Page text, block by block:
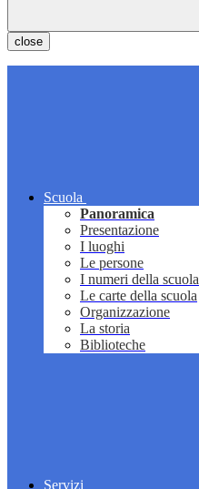
close
Scuola
Panoramica
Presentazione
I luoghi
Le persone
I numeri della scuola
Le carte della scuola
Organizzazione
La storia
Biblioteche
Servizi